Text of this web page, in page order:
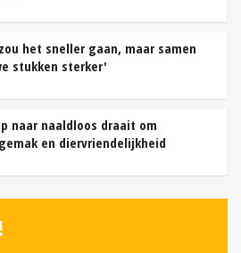
het sneller gaan, maar samen
stukken sterker'
naar naaldloos draait om
en diervriendelijkheid